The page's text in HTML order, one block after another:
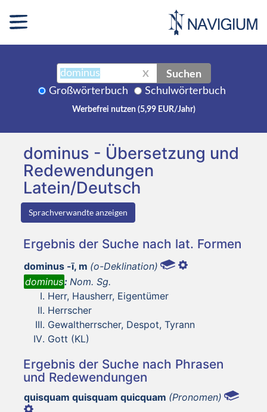
X Suchen
Großwörterbuch Schulwörterbuch
Werbefrei nutzen (5,99 EUR/Jahr)
dominus - Übersetzung und
Redewendungen
Latein/Deutsch
Sprachverwandte anzeigen
Ergebnis der Suche nach lat. Formen
dominus -ī, m (o-Deklination)
dominus: Nom. Sg.
Herr, Hausherr, Eigentümer
Herrscher
Gewaltherrscher, Despot, Tyrann
Gott (KL)
Ergebnis der Suche nach Phrasen
und Redewendungen
quisquam quisquam quicquam (Pronomen)